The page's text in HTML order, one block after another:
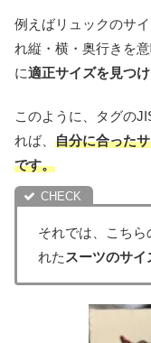
例えばリュックのサ
れ縦・横・奥行きを
に適正サイズを見つ
このように、タグの
れば、 自分に合った
です。
それでは、こち
れたスーツのサイ